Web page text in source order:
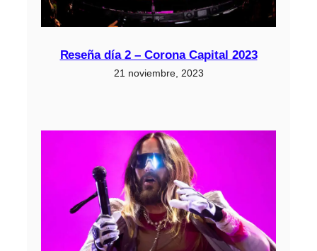
Reseña día 2 – Corona Capital 2023
21 noviembre, 2023